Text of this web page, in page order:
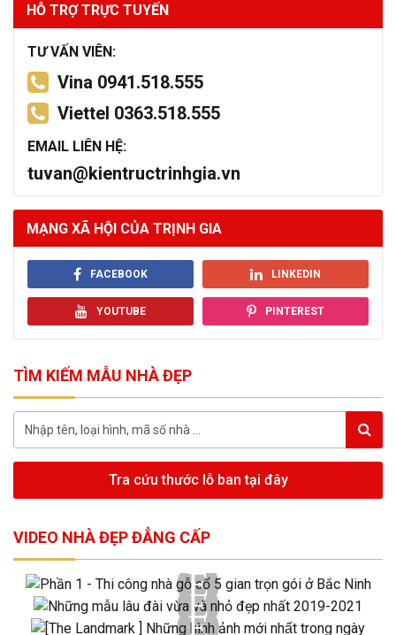
HỖ TRỢ TRỰC TUYẾN
TƯ VẤN VIÊN:
Vina 0941.518.555
Viettel 0363.518.555
EMAIL LIÊN HỆ:
tuvan@kientructrinhgia.vn
MẠNG XÃ HỘI CỦA TRỊNH GIA
FACEBOOK LINKEDIN
YOUTUBE PINTEREST
TÌM KIẾM MẪU NHÀ ĐẸP
Tra cứu thước lỗ ban tại đây
VIDEO NHÀ ĐẸP ĐẲNG CẤP